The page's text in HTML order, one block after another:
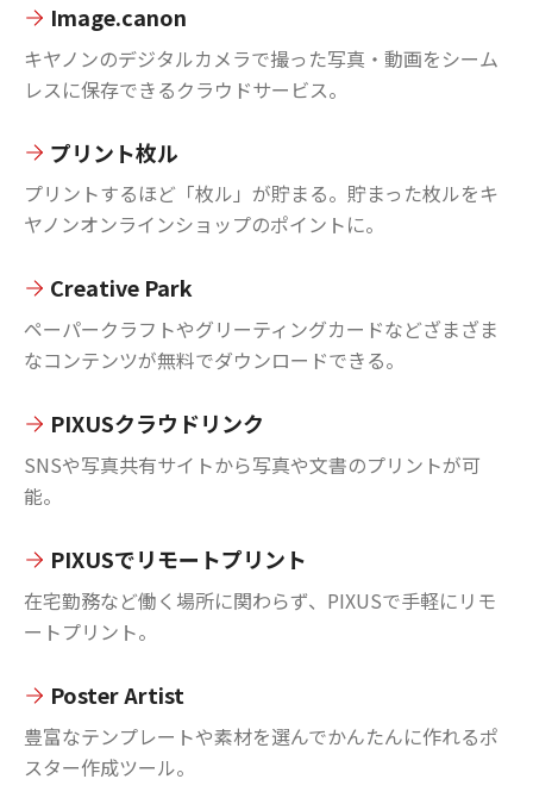
Image.canon
キヤノンのデジタルカメラで撮った写真・動画をシーム
レスに保存できるクラウドサービス。
プリント枚ル
プリントするほど「枚ル」が貯まる。貯まった枚ルをキ
ヤノンオンラインショップのポイントに。
Creative Park
ペーパークラフトやグリーティングカードなどざまざま
なコンテンツが無料でダウンロードできる。
PIXUSクラウドリンク
SNSや写真共有サイトから写真や文書のプリントが可
能。
PIXUSでリモートプリント
在宅勤務など働く場所に関わらず、PIXUSで手軽にリモ
ートプリント。
Poster Artist
豊富なテンプレートや素材を選んでかんたんに作れるポ
スター作成ツール。